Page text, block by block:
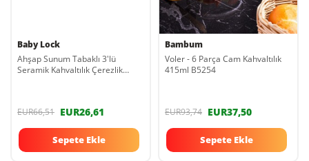
Baby Lock
Ahşap Sunum Tabaklı 3'lü
Seramik Kahvaltılık Çerezlik
EUR66,51 EUR26,61
Sepete Ekle
Bambum
Voler - 6 Parça Cam Kahvaltılık
415ml B5254
EUR93,74 EUR37,50
Sepete Ekle